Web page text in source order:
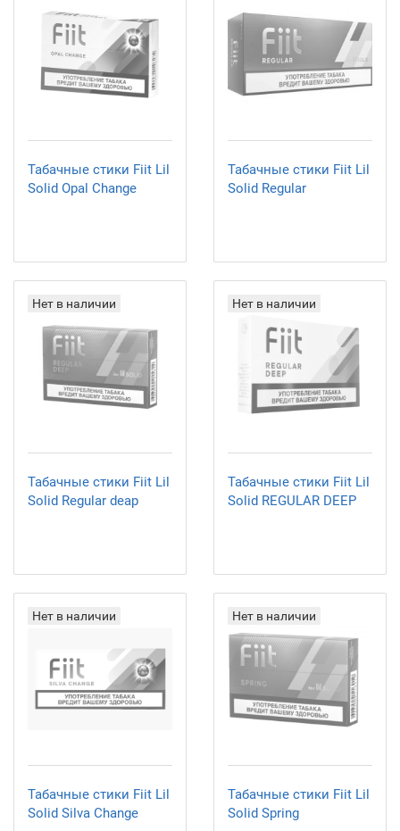
Табачные стики Fiit Lil
Solid Opal Change
Табачные стики Fiit Lil
Solid Regular
Нет в наличии
Табачные стики Fiit Lil
Solid Regular deap
Нет в наличии
Табачные стики Fiit Lil
Solid REGULAR DEEP
Нет в наличии
Табачные стики Fiit Lil
Solid Silva Change
Нет в наличии
Табачные стики Fiit Lil
Solid Spring